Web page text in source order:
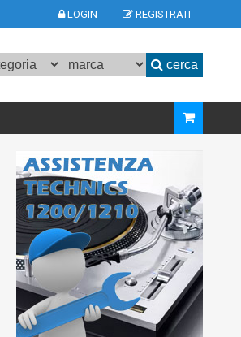
LOGIN REGISTRATI
cerca